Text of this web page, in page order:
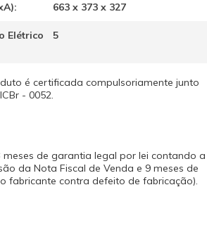
663 x 373 x 327
Elétrico
5
é certificada compulsoriamente junto
- 0052.
meses de garantia legal por lei contando a
da Nota Fiscal de Venda e 9 meses de
fabricante contra defeito de fabricação).